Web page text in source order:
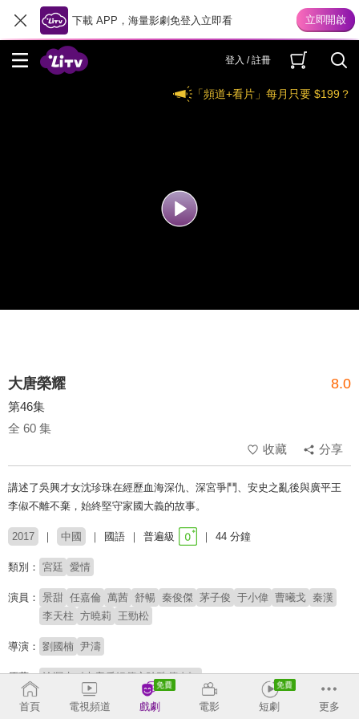
下載 APP，海量影劇免登入立即看
登入 / 註冊
「頻道+看片」每月只要 $199？
大唐榮耀 8.0
第46集
全 60 集
收藏
分享
講述了吳興才女沈珍珠在經歷血海深仇、深宮爭鬥、安史之亂後與廣平王
李俶不離不棄，始終堅守家國大義的故事。
2017 中國 國語 普遍級 44 分鐘
類別： 宮廷 愛情
演員： 景甜 任嘉倫 萬茜 舒暢 秦俊傑 茅子俊 于小偉 曹曦戈 秦漢
李天柱 方曉莉 王勁松
導演： 劉國楠 尹濤
原著： 滄溟水《大唐后妃傳之珍珠傳奇》
首頁 電視頻道 戲劇 電影 短劇 更多